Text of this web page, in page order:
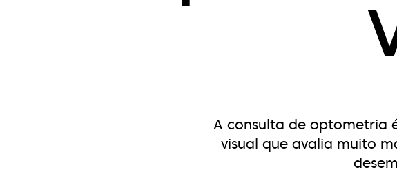
A consulta de optometria
visual que avalia muito